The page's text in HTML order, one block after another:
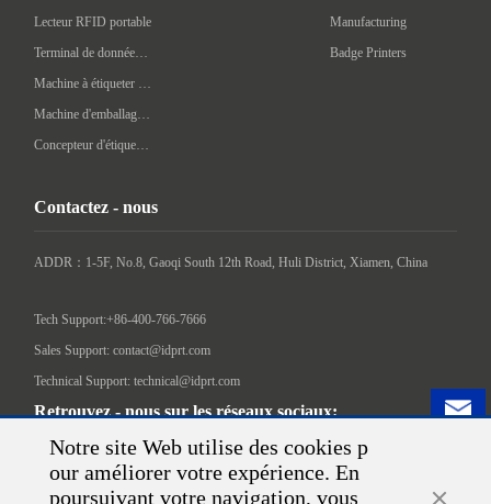
Notre site Web utilise des cookies p
our améliorer votre expérience. En
poursuivant votre navigation, vous
Lecteur RFID portable
Terminal de données portatif
Machine à étiqueter automatique
Machine d'emballage intelligente
Concepteur d'étiquettes
Manufacturing
Badge Printers
Contactez - nous
ADDR：1-5F, No.8, Gaoqi South 12th Road, Huli District, Xiamen, China
Tech Support:+86-400-766-7666
Sales Support: contact@idprt.com
Technical Support: technical@idprt.com
Retrouvez - nous sur les réseaux sociaux: